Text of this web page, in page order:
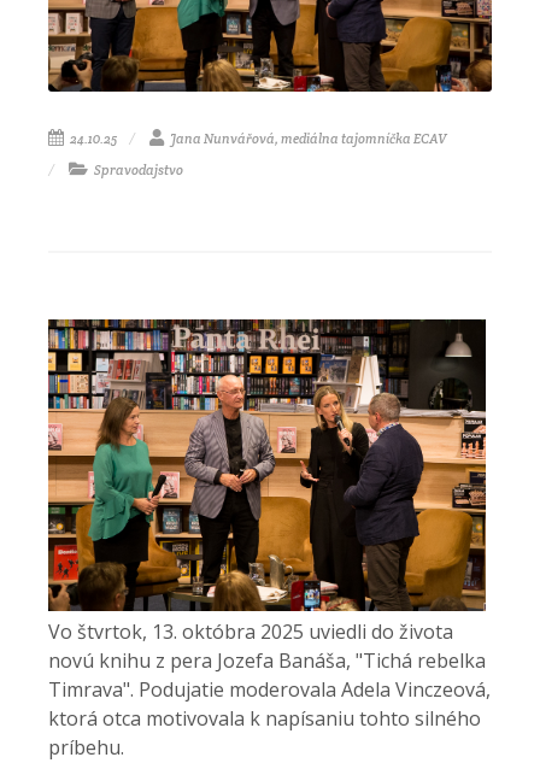
24.10.25
Jana Nunvářová, mediálna tajomníčka ECAV
Spravodajstvo
Vo štvrtok, 13. októbra 2025 uviedli do života
novú knihu z pera Jozefa Banáša, "Tichá rebelka
Timrava". Podujatie moderovala Adela Vinczeová,
ktorá otca motivovala k napísaniu tohto silného
príbehu.